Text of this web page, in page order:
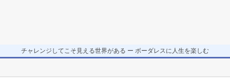
チャレンジしてこそ見える世界がある ー ボーダレスに人生を楽しむ